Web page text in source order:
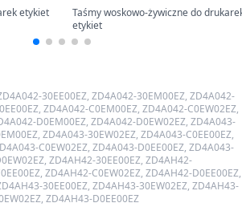
etykiet
Taśmy woskowo-żywiczne do
etykiet
30EE00EZ, ZD4A042-30EM00EZ, ZD4A042-
ZD4A042-C0EM00EZ, ZD4A042-C0EW02EZ,
D0EM00EZ, ZD4A042-D0EW02EZ, ZD4A043-
ZD4A043-30EW02EZ, ZD4A043-C0EE00EZ,
C0EW02EZ, ZD4A043-D0EE00EZ, ZD4A043-
ZD4AH42-30EE00EZ, ZD4AH42-
ZD4AH42-C0EW02EZ, ZD4AH42-D0EE00EZ,
30EE00EZ, ZD4AH43-30EW02EZ, ZD4AH43-
ZD4AH43-D0EE00EZ